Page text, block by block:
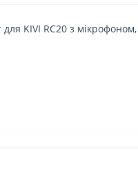
для KIVI RC20 з